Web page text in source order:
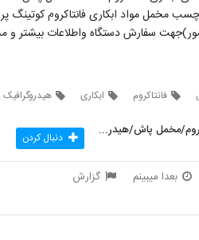
مخمل مواد ابکاری فانتاکروم کوتینگ
دستگاه واطلاعات بیشتر و مشاوره رایگان با
فانتاکروم ابکاری هیدروگرافیک
تولید دستگاه فانتاکروم/مخمل پاش/هیدروگرافیک دنبال کردن
بعدا میبینم گزارش